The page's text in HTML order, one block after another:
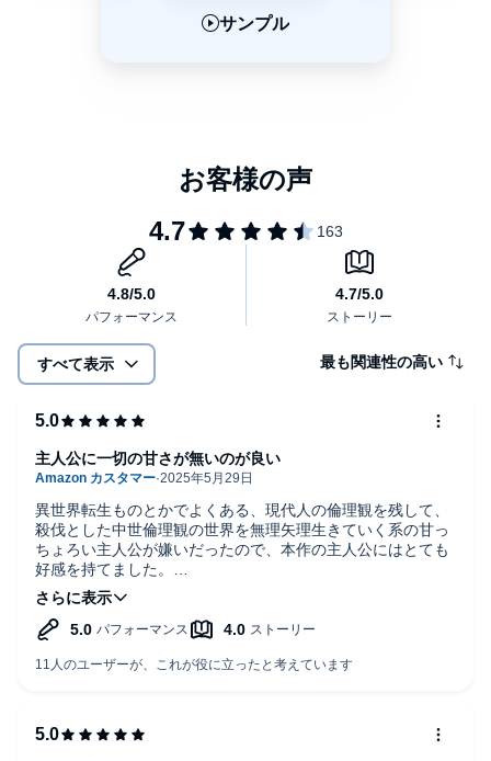
サンプル
すべて表示 最も関連性の高い
異世界転生ものとかでよくある、現代人の倫理観を残して、
殺伐とした中世倫理観の世界を無理矢理生きていく系の甘っ
ちょろい主人公が嫌いだったので、本作の主人公にはとても
好感を持てました。
もちろん、ストーリーも十分に楽しめたのでお勧めです。
主人公に一切の甘さが無いのが良い